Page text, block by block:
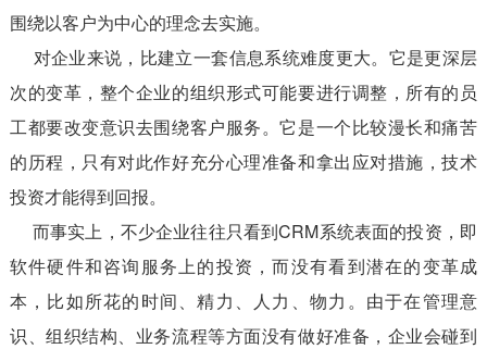
围绕以客户为中心的理念去实施。
对企业来说，比建立一套信息系统难度更大。它是更深层
次的变革，整个企业的组织形式可能要进行调整，所有的员
工都要改变意识去围绕客户服务。它是一个比较漫长和痛苦
的历程，只有对此作好充分心理准备和拿出应对措施，技术
投资才能得到回报。
而事实上，不少企业往往只看到CRM系统表面的投资，即
软件硬件和咨询服务上的投资，而没有看到潜在的变革成
本，比如所花的时间、精力、人力、物力。由于在管理意
识、组织结构、业务流程等方面没有做好准备，企业会碰到